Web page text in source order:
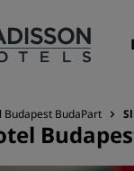
Budapest BudaPart